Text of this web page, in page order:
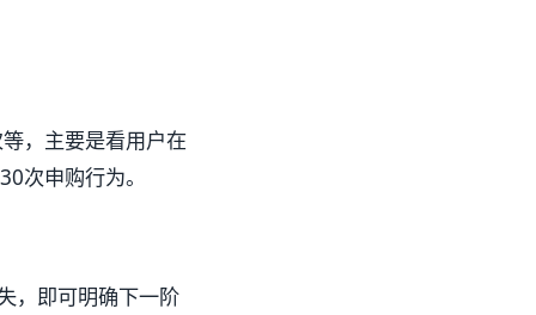
，主要是看用户在
次申购行为。
，即可明确下一阶